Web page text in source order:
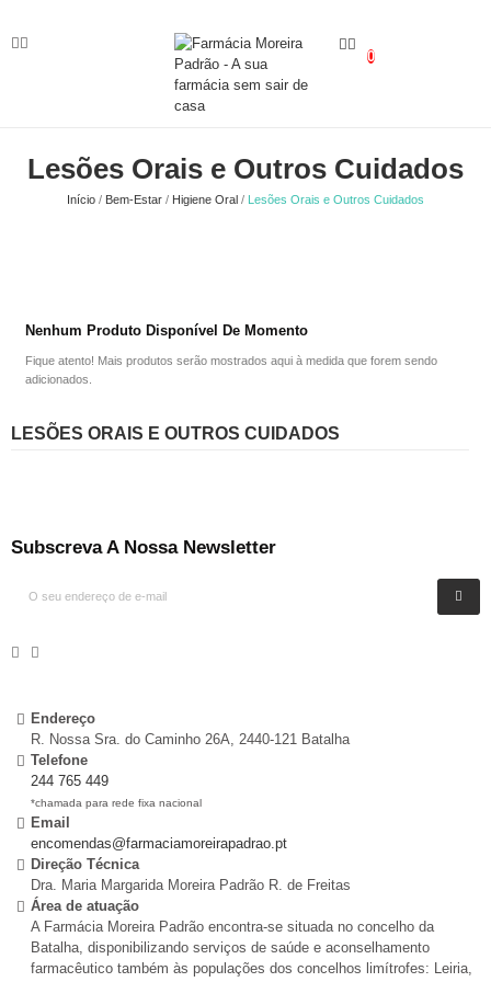
0
Lesões Orais e Outros Cuidados
Início Bem-Estar Higiene Oral Lesões Orais e Outros Cuidados
LESÕES ORAIS E OUTROS CUIDADOS
Nenhum Produto Disponível De Momento
Fique atento! Mais produtos serão mostrados aqui à medida que forem sendo
adicionados.
Subscreva A Nossa Newsletter
Endereço
R. Nossa Sra. do Caminho 26A, 2440-121 Batalha
Telefone
244 765 449
*chamada para rede fixa nacional
Email
encomendas@farmaciamoreirapadrao.pt
Direção Técnica
Dra. Maria Margarida Moreira Padrão R. de Freitas
Área de atuação
A Farmácia Moreira Padrão encontra-se situada no concelho da
Batalha, disponibilizando serviços de saúde e aconselhamento
farmacêutico também às populações dos concelhos limítrofes: Leiria,